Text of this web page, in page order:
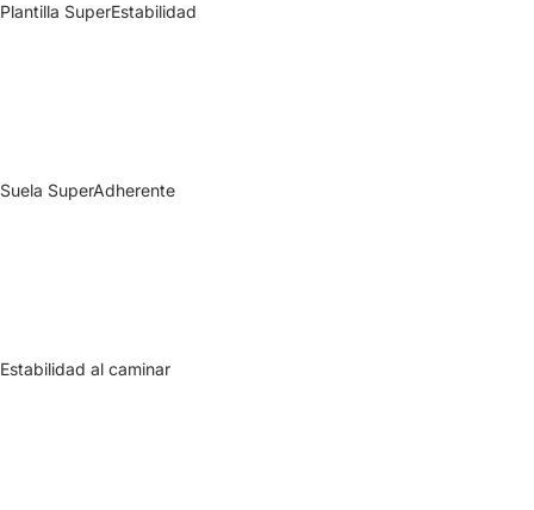
Plantilla SuperEstabilidad
Suela SuperAdherente
Estabilidad al caminar